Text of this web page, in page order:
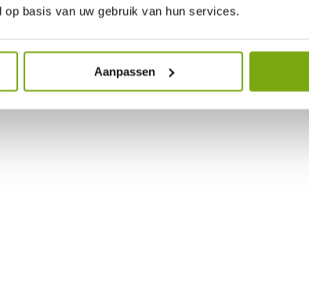
basis van uw gebruik van hun services.
Aanpassen